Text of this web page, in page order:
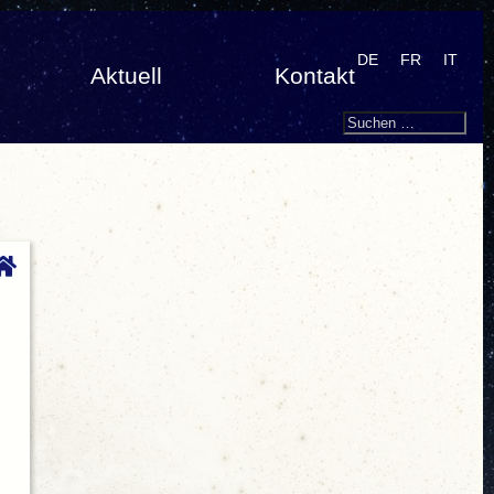
Aktuell Kontakt
DE FR IT
Search
Suchen